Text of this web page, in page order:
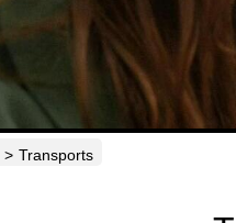
> Transports